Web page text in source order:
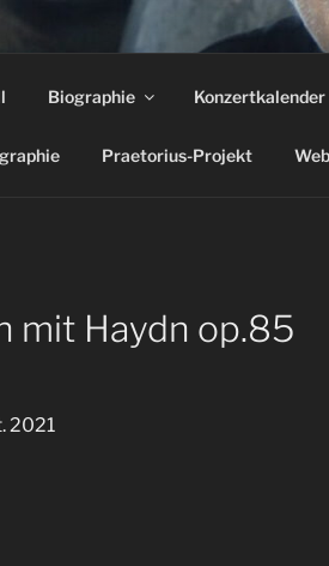
HEUCKE |
Biographie Konzertkalender
Praetorius-Projekt
mit Haydn op.85
2021